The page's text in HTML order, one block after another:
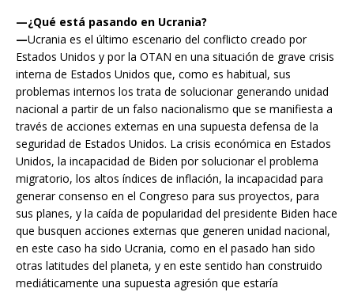
—¿Qué está pasando en Ucrania?
—Ucrania es el último escenario del conflicto creado por
Estados Unidos y por la OTAN en una situación de grave crisis
interna de Estados Unidos que, como es habitual, sus
problemas internos los trata de solucionar generando unidad
nacional a partir de un falso nacionalismo que se manifiesta a
través de acciones externas en una supuesta defensa de la
seguridad de Estados Unidos. La crisis económica en Estados
Unidos, la incapacidad de Biden por solucionar el problema
migratorio, los altos índices de inflación, la incapacidad para
generar consenso en el Congreso para sus proyectos, para
sus planes, y la caída de popularidad del presidente Biden hace
que busquen acciones externas que generen unidad nacional,
en este caso ha sido Ucrania, como en el pasado han sido
otras latitudes del planeta, y en este sentido han construido
mediáticamente una supuesta agresión que estaría